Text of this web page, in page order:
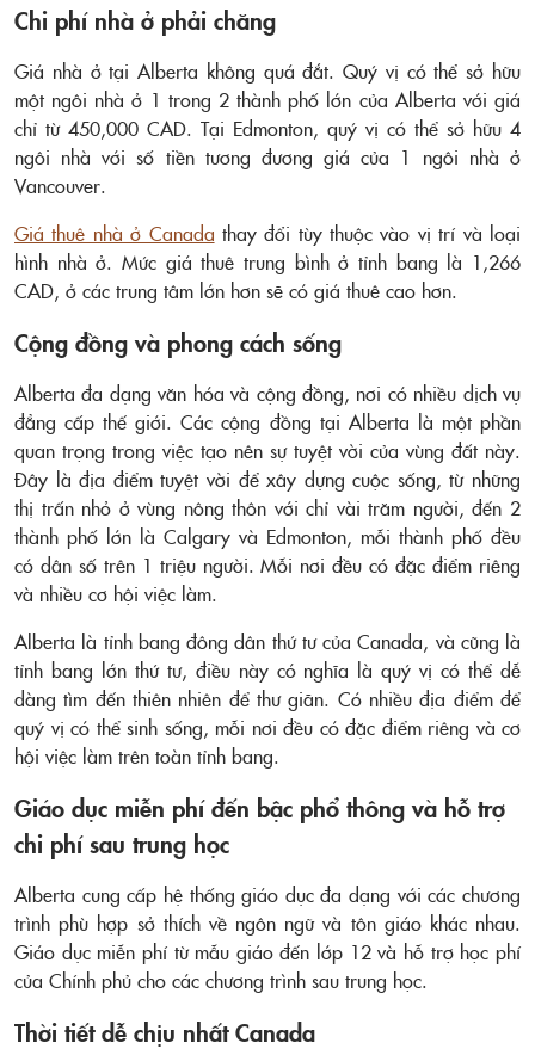
Chi phí nhà ở phải chăng
Giá nhà ở tại Alberta không quá đắt. Quý vị có thể sở hữu
một ngôi nhà ở 1 trong 2 thành phố lớn của Alberta với giá
chỉ từ 450,000 CAD. Tại Edmonton, quý vị có thể sở hữu 4
ngôi nhà với số tiền tương đương giá của 1 ngôi nhà ở
Vancouver.
Giá thuê nhà ở Canada thay đổi tùy thuộc vào vị trí và loại
hình nhà ở. Mức giá thuê trung bình ở tỉnh bang là 1,266
CAD, ở các trung tâm lớn hơn sẽ có giá thuê cao hơn.
Cộng đồng và phong cách sống
Alberta đa dạng văn hóa và cộng đồng, nơi có nhiều dịch vụ
đẳng cấp thế giới. Các cộng đồng tại Alberta là một phần
quan trọng trong việc tạo nên sự tuyệt vời của vùng đất này.
Đây là địa điểm tuyệt vời để xây dựng cuộc sống, từ những
thị trấn nhỏ ở vùng nông thôn với chỉ vài trăm người, đến 2
thành phố lớn là Calgary và Edmonton, mỗi thành phố đều
có dân số trên 1 triệu người. Mỗi nơi đều có đặc điểm riêng
và nhiều cơ hội việc làm.
Alberta là tỉnh bang đông dân thứ tư của Canada, và cũng là
tỉnh bang lớn thứ tư, điều này có nghĩa là quý vị có thể dễ
dàng tìm đến thiên nhiên để thư giãn. Có nhiều địa điểm để
quý vị có thể sinh sống, mỗi nơi đều có đặc điểm riêng và cơ
hội việc làm trên toàn tỉnh bang.
Giáo dục miễn phí đến bậc phổ thông và hỗ trợ
chi phí sau trung học
Alberta cung cấp hệ thống giáo dục đa dạng với các chương
trình phù hợp sở thích về ngôn ngữ và tôn giáo khác nhau.
Giáo dục miễn phí từ mẫu giáo đến lớp 12 và hỗ trợ học phí
của Chính phủ cho các chương trình sau trung học.
Thời tiết dễ chịu nhất Canada